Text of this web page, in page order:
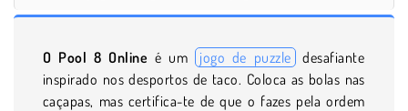
O Pool 8 Online é um jogo de puzzle desafiante
inspirado nos desportos de taco. Coloca as bolas nas
caçapas, mas certifica-te de que o fazes pela ordem